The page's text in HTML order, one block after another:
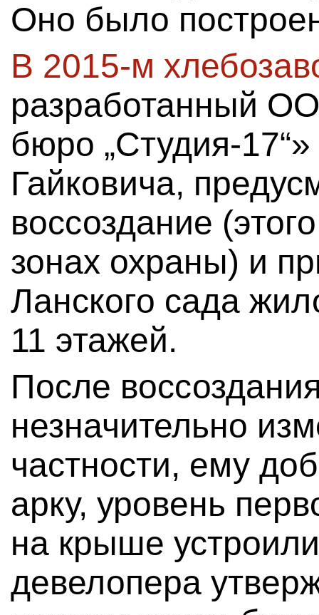
Оно было
В 2015-м
разработанный
бюро „Студия-
Гайковича,
воссоздание
зонах охраны) и
Ланского сада
11 этажей.
После
незначительно
частности, ему
арку, уровень
на крыше
девелопера